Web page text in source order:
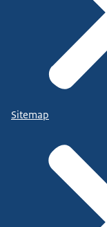
Sitemap